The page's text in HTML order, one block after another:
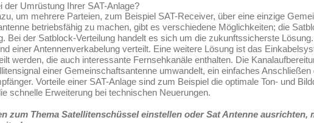
der Umrüstung Ihrer SAT-Anlage?
um mehrere Parteien, zum Beispiel SAT-Receiver, über eine einzige
betriebsfähig zu machen, gibt es verschiedene Möglichkeiten; die
Bei der Satblock-Verteilung handelt es sich um die zukunftssicherste
einer Antennenverkabelung verteilt. Eine weitere Lösung ist das
werden, die auch interessante Fernsehkanäle enthalten. Die
einer Gemeinschaftsantenne umwandelt, ein einfaches
Vorteile einer SAT-Anlage sind zum Beispiel die optimale Ton- und
schnelle Erweiterung bei technischen Neuerungen.
zum Thema Satellitenschüssel einstellen oder Sat Antenne ausrichten,